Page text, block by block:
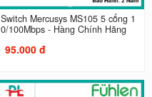
Switch Mercusys MS105 5 cổng 1
0/100Mbps - Hàng Chính Hãng
95.000 đ